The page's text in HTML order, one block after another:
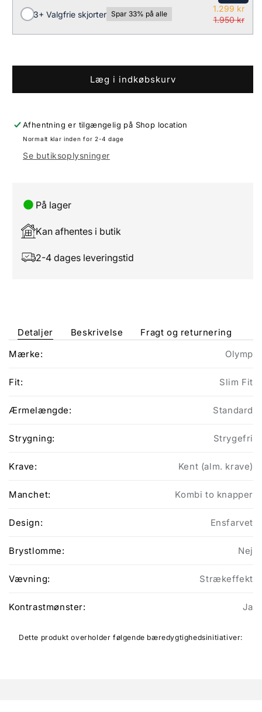
3+ Valgfrie skjorter Spar 33% på alle
1.299 kr
1.950 kr
Læg i indkøbskurv
Afhentning er tilgængelig på Shop location
Normalt klar inden for 2-4 dage
Se butiksoplysninger
På lager
Kan afhentes i butik
2-4 dages leveringstid
Detaljer Beskrivelse
Fragt og returnering
Mærke:
Olymp
Fit: Slim Fit
Ærmelængde: Standard
Strygning: Strygefri
Krave: Kent (alm. krave)
Manchet: Kombi to knapper
Design: Ensfarvet
Brystlomme: Nej
Vævning: Strækeffekt
Kontrastmønster: Ja
Dette produkt overholder følgende bæredygtighedsinitiativer: